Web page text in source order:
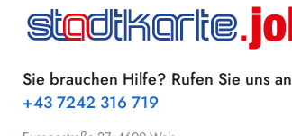
Sie brauchen Hilfe? Rufen Sie uns an
+43 7242 316 719